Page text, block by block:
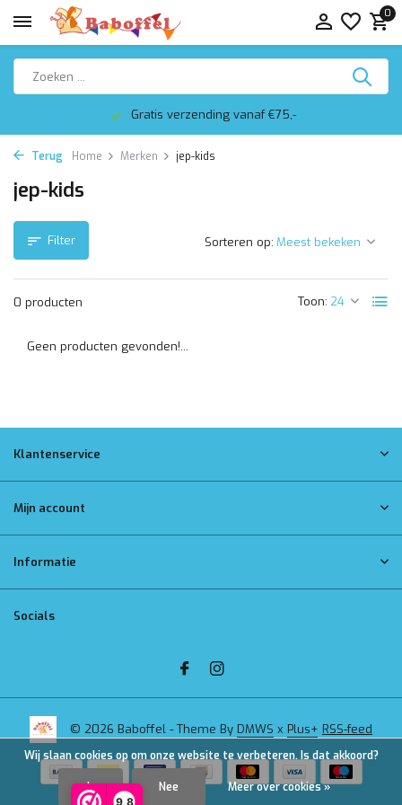
9,8
0
Gratis verzending vanaf €75,-
Terug Home Merken jep-kids
jep-kids
Filter
0 producten Toon:
Sorteren op:
Geen producten gevonden!...
Klantenservice
Mijn account
Informatie
Socials
© 2026 Baboffel - Theme By DMWS x Plus+ RSS-feed
Wij slaan cookies op om onze website te verbeteren. Is dat akkoord?
Ja Nee Meer over cookies »